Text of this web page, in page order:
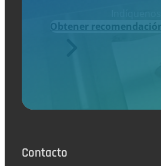
Obtener
Contacto